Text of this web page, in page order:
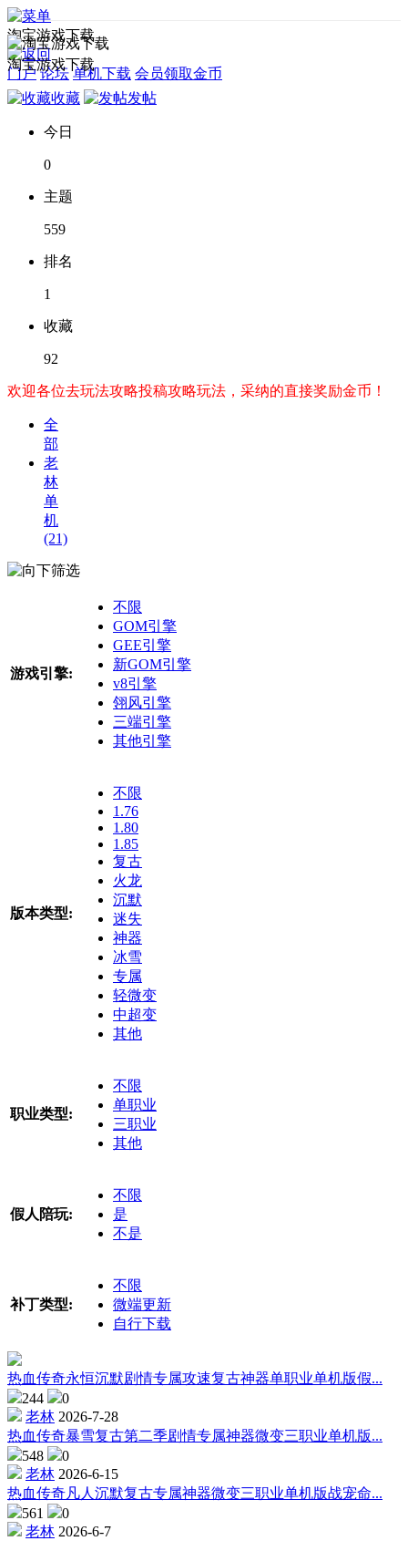
淘宝游戏下载
门户 论坛 单机下载 会员领取金币
淘宝游戏下载
收藏 发帖
今日
0
主题
559
排名
1
收藏
92
欢迎各位去玩法攻略投稿攻略玩法，采纳的直接奖励金币！
全
部
老
林
单
机
(21)
筛选
游戏引擎:
不限
GOM引擎
GEE引擎
新GOM引擎
v8引擎
翎风引擎
三端引擎
其他引擎
版本类型:
不限
1.76
1.80
1.85
复古
火龙
沉默
迷失
神器
冰雪
专属
轻微变
中超变
其他
职业类型:
不限
单职业
三职业
其他
假人陪玩:
不限
是
不是
补丁类型:
不限
微端更新
自行下载
热血传奇永恒沉默剧情专属攻速复古神器单职业单机版假...
244
0
老林 2026-7-28
热血传奇暴雪复古第二季剧情专属神器微变三职业单机版...
548
0
老林 2026-6-15
热血传奇凡人沉默复古专属神器微变三职业单机版战宠命...
561
0
老林 2026-6-7